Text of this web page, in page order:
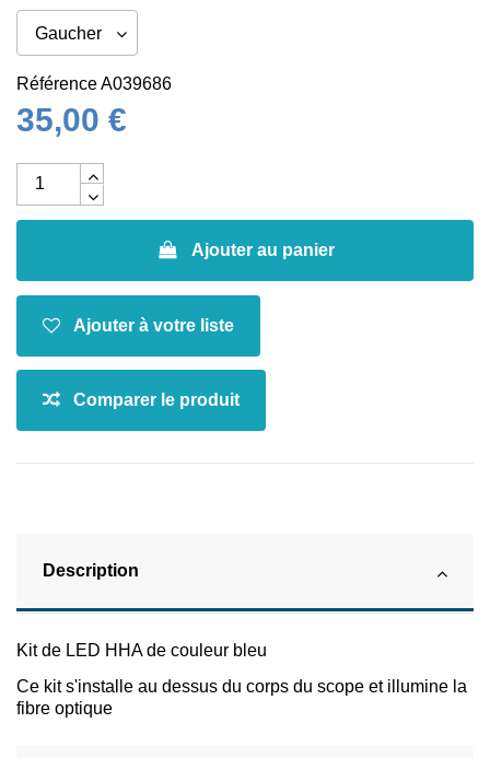
RéférenceA039686
35,00 €
Ajouter au panier
Description
Kit de LED HHA de couleur bleu
Ce kit s'installe au dessus du corps du scope et illumine la
fibre optique